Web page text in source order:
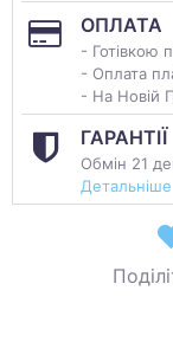
ОПЛАТА
- Готівкою
- Оплата
- На Новій
ГАРАНТІЇ
Обмін 21
Детальніше